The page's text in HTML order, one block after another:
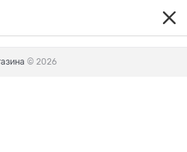
© 2026